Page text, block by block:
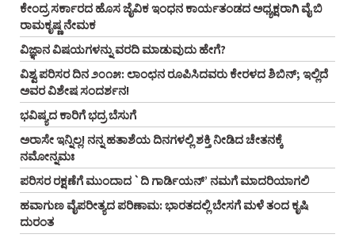
ಕೇಂದ್ರ ಸರ್ಕಾರದ ಹೊಸ ಜೈವಿಕ ಇಂಧನ ಕಾರ್ಯತಂಡದ ಅಧ್ಯಕ್ಷರಾಗಿ ವೈ ಬಿ
ರಾಮಕೃಷ್ಣ ನೇಮಕ
ವಿಜ್ಞಾನ ವಿಷಯಗಳನ್ನು ವರದಿ ಮಾಡುವುದು ಹೇಗೆ?
ವಿಶ್ವ ಪರಿಸರ ದಿನ ೨೦೧೫: ಲಾಂಛನ ರೂಪಿಸಿದವರು ಕೇರಳದ ಶಿಬಿನ್‌; ಇಲ್ಲಿದೆ
ಅವರ ವಿಶೇಷ ಸಂದರ್ಶನ!
ಭವಿಷ್ಯದ ಕಾರಿಗೆ ಭದ್ರ ಬೆಸುಗೆ
ಅರಾಸೇ ಇನ್ನಿಲ್ಲ! ನನ್ನ ಹತಾಶೆಯ ದಿನಗಳಲ್ಲಿ ಶಕ್ತಿ ನೀಡಿದ ಚೇತನಕ್ಕೆ
ನಮೋನ್ನಮಃ
ಪರಿಸರ ರಕ್ಷಣೆಗೆ ಮುಂದಾದ `ದಿ ಗಾರ್ಡಿಯನ್‌’ ನಮಗೆ ಮಾದರಿಯಾಗಲಿ
ಹವಾಗುಣ ವೈಪರೀತ್ಯದ ಪರಿಣಾಮ: ಭಾರತದಲ್ಲಿ ಬೇಸಗೆ ಮಳೆ ತಂದ ಕೃಷಿ
ದುರಂತ